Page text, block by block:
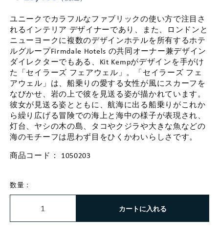
ユニークでカラフルなファブリックの使い方で注目さ
れるインテリア デザイナーであり、また、ロンドンと
ニューヨークに複数のデザインホテルを所有するホテ
ルグループFirmdale Hotels の共同オーナー兼デザイン
ダイレクターでもある、Kit Kempがデザインを手がけ
た「セイラーズ フェアウェル」。「セイラーズ フェ
アウェル」は、船乗りの愛する女性が風にスカーフを
なびかせ、岩の上で彼を見送る姿が描かれています。
彼女が見送る姿とともに、航海に出る船乗りがこれか
ら繰り広げる冒険での海上と海中の様子が表現され、
灯台、ヤシの木の島、タコやクジラや大きな魚などの
海のモチーフは思わず目をひくかわいらしさです。
商品コード： 1050203
数量：
カートに入れる